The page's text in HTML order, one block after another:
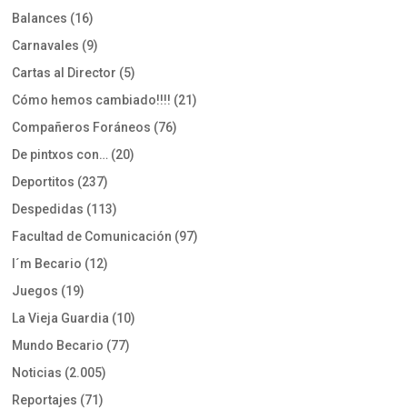
Balances (16)
Carnavales (9)
Cartas al Director (5)
Cómo hemos cambiado!!!! (21)
Compañeros Foráneos (76)
De pintxos con… (20)
Deportitos (237)
Despedidas (113)
Facultad de Comunicación (97)
I´m Becario (12)
Juegos (19)
La Vieja Guardia (10)
Mundo Becario (77)
Noticias (2.005)
Reportajes (71)